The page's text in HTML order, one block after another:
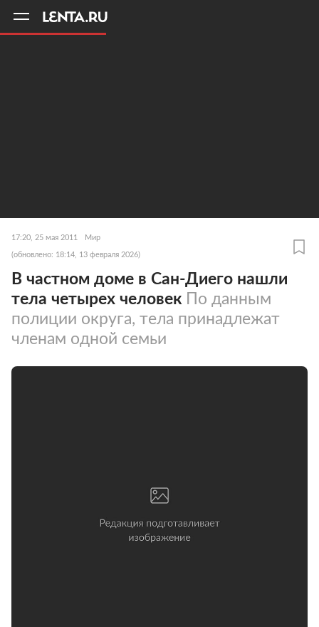
17:20, 25 мая 2011 Мир
(обновлено: 18:14, 13 февраля 2026)
В частном доме в Сан-Диего нашли
тела четырех человек По данным
полиции округа, тела принадлежат
членам одной семьи